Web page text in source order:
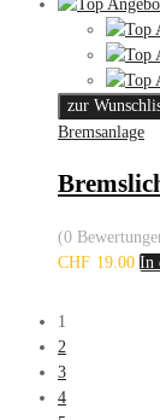
zur
Bremsanlage
(0
CHF 19.00 In
1
2
3
4